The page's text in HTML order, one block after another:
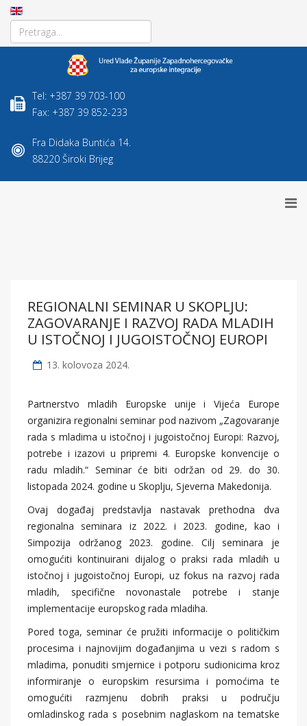
Tel: +387 39 703-100
Fax: +387 39 852-233
Fra Didaka Buntića 14.
88220 Široki Brijeg
REGIONALNI SEMINAR U SKOPLJU:
ZAGOVARANJE I RAZVOJ RADA MLADIH
U ISTOČNOJ I JUGOISTOČNOJ EUROPI
13. kolovoza 2024.
Partnerstvo mladih Europske unije i Vijeća Europe
organizira regionalni seminar pod nazivom „Zagovaranje
rada s mladima u istočnoj i jugoistočnoj Europi: Razvoj,
potrebe i izazovi u pripremi 4. Europske konvencije o
radu mladih.“ Seminar će biti održan od 29. do 30.
listopada 2024. godine u Skoplju, Sjeverna Makedonija.
Ovaj događaj predstavlja nastavak prethodna dva
regionalna seminara iz 2022. i 2023. godine, kao i
Simpozija održanog 2023. godine. Cilj seminara je
omogućiti kontinuirani dijalog o praksi rada mladih u
istočnoj i jugoistočnoj Europi, uz fokus na razvoj rada
mladih, specifične novonastale potrebe i stanje
implementacije europskog rada mladiha.
Pored toga, seminar će pružiti informacije o političkim
procesima i najnovijim događanjima u vezi s radom s
mladima, ponuditi smjernice i potporu sudionicima kroz
informiranje o europskim resursima i pomoćima te
omogućiti razmjenu dobrih praksi u području
omladinskog rada s posebnim naglaskom na tematske